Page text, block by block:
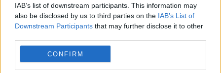
IAB’s list of downstream participants. This information may
also be disclosed by us to third parties on the IAB’s List of
Downstream Participants that may further disclose it to other
CONFIRM
O bancă de stat și două bănci private
domină topul creșterilor de active în
sistemul bancar românesc. Cu toate
acestea, clasamentul instituțiilor de credit